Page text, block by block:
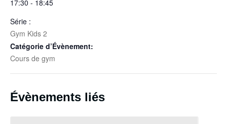
17:30 - 18:45
Série :
Gym Kids 2
Catégorie d’Évènement:
Cours de gym
Évènements liés